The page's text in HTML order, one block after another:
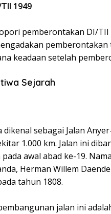
1949
pemberontakan DI/
keadaan setelah
Sejarah
dikenal sebagai Jalan
1.000 km. Jalan ini
awal abad ke-19.
Herman Willem
tahun 1808.
jalan ini